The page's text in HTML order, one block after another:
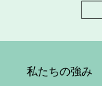
私たちの強み